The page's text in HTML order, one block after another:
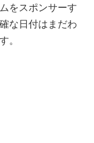
をスポンサーす
な日付はまだわ
。